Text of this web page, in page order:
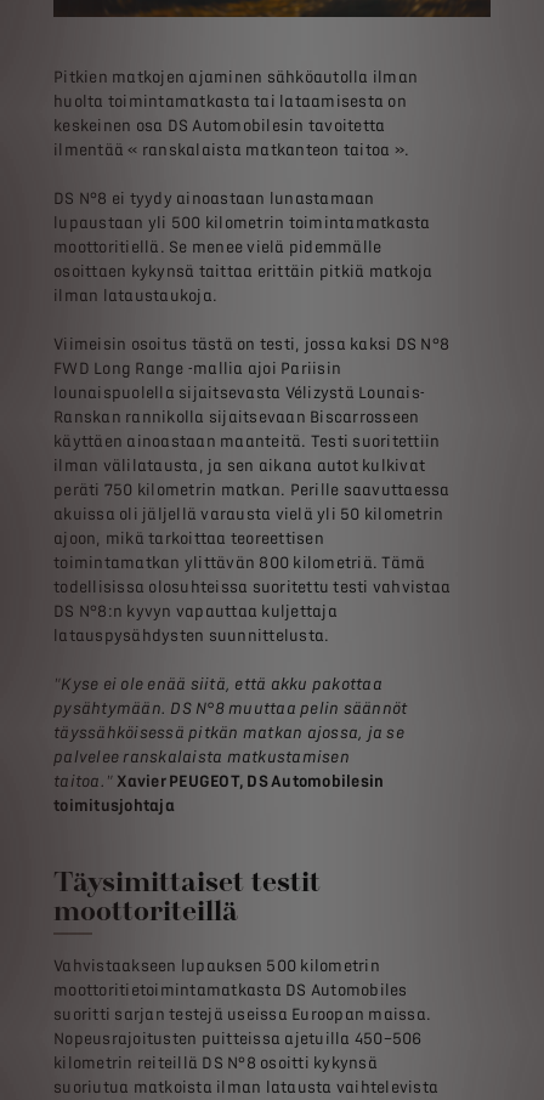
Pitkien matkojen ajaminen sähköautolla ilman
huolta toimintamatkasta tai lataamisesta on
keskeinen osa DS Automobilesin tavoitetta
ilmentää « ranskalaista matkanteon taitoa ».
DS N°8 ei tyydy ainoastaan lunastamaan
lupaustaan yli 500 kilometrin toimintamatkasta
moottoritiellä. Se menee vielä pidemmälle
osoittaen kykynsä taittaa erittäin pitkiä matkoja
ilman lataustaukoja.
Viimeisin osoitus tästä on testi, jossa kaksi DS N°8
FWD Long Range -mallia ajoi Pariisin
lounaispuolella sijaitsevasta Vélizystä Lounais-
Ranskan rannikolla sijaitsevaan Biscarrosseen
käyttäen ainoastaan maanteitä. Testi suoritettiin
ilman välilatausta, ja sen aikana autot kulkivat
peräti 750 kilometrin matkan. Perille saavuttaessa
akuissa oli jäljellä varausta vielä yli 50 kilometrin
ajoon, mikä tarkoittaa teoreettisen
toimintamatkan ylittävän 800 kilometriä.Tämä
todellisissa olosuhteissa suoritettu testi vahvistaa
DS N°8:n kyvyn vapauttaa kuljettaja
latauspysähdysten suunnittelusta.
"Kyse ei ole enää siitä, että akku pakottaa
pysähtymään. DS N°8 muuttaa pelin säännöt
täyssähköisessä pitkän matkan ajossa, ja se
palvelee ranskalaista matkustamisen
taitoa." Xavier PEUGEOT, DS Automobilesin
toimitusjohtaja
Täysimittaiset testit
moottoriteillä
Vahvistaakseen lupauksen 500 kilometrin
moottoritietoimintamatkasta DS Automobiles
suoritti sarjan testejä useissa Euroopan maissa.
Nopeusrajoitusten puitteissa ajetuilla 450–506
kilometrin reiteillä DS N°8 osoitti kykynsä
suoriutua matkoista ilman latausta vaihtelevista